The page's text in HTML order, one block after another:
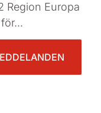
Region Europa